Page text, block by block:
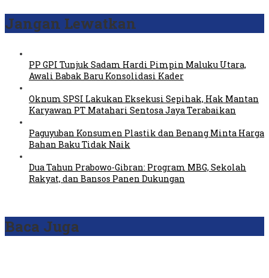
Jangan Lewatkan
PP GPI Tunjuk Sadam Hardi Pimpin Maluku Utara,
Awali Babak Baru Konsolidasi Kader
Oknum SPSI Lakukan Eksekusi Sepihak, Hak Mantan
Karyawan PT Matahari Sentosa Jaya Terabaikan
Paguyuban Konsumen Plastik dan Benang Minta Harga
Bahan Baku Tidak Naik
Dua Tahun Prabowo-Gibran: Program MBG, Sekolah
Rakyat, dan Bansos Panen Dukungan
Baca Juga